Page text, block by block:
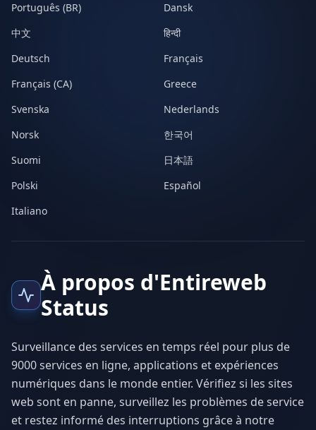
Português (BR)
Dansk
中文
हिन्दी
Deutsch
Français
Français (CA)
Greece
Svenska
Nederlands
Norsk
한국어
Suomi
日本語
Polski
Español
Italiano
À propos d'Entireweb
Status
Surveillance des services en temps réel pour plus de
9000 services en ligne, applications et expériences
numériques dans le monde entier. Vérifiez si les sites
web sont en panne, surveillez les problèmes de service
et restez informé des interruptions grâce à notre